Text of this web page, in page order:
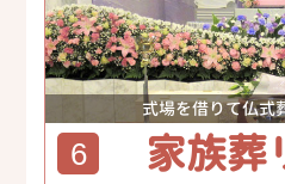
式場を借りて仏式
6 家族葬